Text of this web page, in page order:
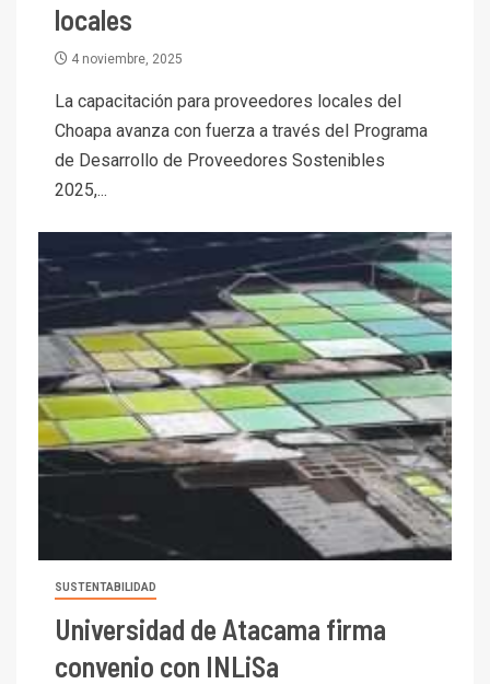
locales
4 noviembre, 2025
La capacitación para proveedores locales del
Choapa avanza con fuerza a través del Programa
de Desarrollo de Proveedores Sostenibles
2025,...
SUSTENTABILIDAD
Universidad de Atacama firma
convenio con INLiSa